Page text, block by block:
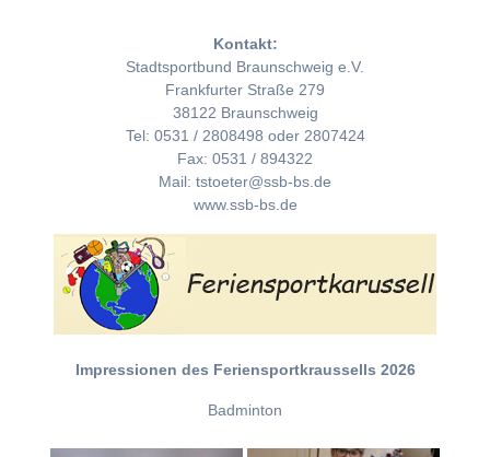
Kontakt:
Stadtsportbund Braunschweig e.V.
Frankfurter Straße 279
38122 Braunschweig
Tel: 0531 / 2808498 oder 2807424
Fax: 0531 / 894322
Mail: tstoeter@ssb-bs.de
www.ssb-bs.de
Impressionen des Feriensportkraussells 2026
Badminton